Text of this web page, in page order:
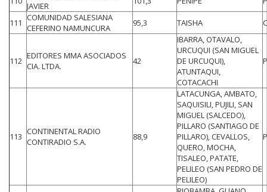
JAVIER
111 COMUNIDAD SALESIANA
CEFERINO NAMUNCURA
95,3 TAISHA
112 EDITORES MMA ASOCIADOS
CIA. LTDA.
42
IBARRA, OTAVALO,
URCUQUI (SAN MIGUEL
DE URCUQUI),
ATUNTAQUI,
COTACACHI
113 CONTINENTAL RADIO
CONTIRADIO S.A.
88,9
LATACUNGA, AMBATO,
SAQUISILI, PUJILI, SAN
MIGUEL (SALCEDO),
PILLARO (SANTIAGO DE
PILLARO), CEVALLOS,
QUERO, MOCHA,
TISALEO, PATATE,
PELILEO (SAN PEDRO DE
PELILEO)